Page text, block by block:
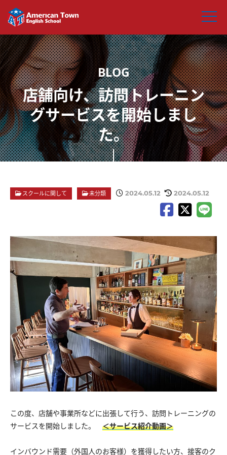
店舗向け、訪問トレーニン
グサービスを開始しまし
た。
スクールに関して 未分類 2024.05.12 2024.05.12
この度、店舗や事業所などに出張して行う、訪問トレーニングの
サービスを開始しました。 ＜サービス紹介動画＞
インバウンド需要（外国人のお客様）を獲得したい方、接客のク